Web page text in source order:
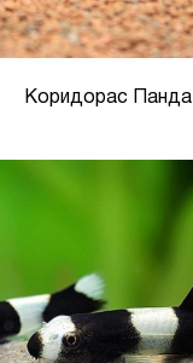
Коридорас Панда